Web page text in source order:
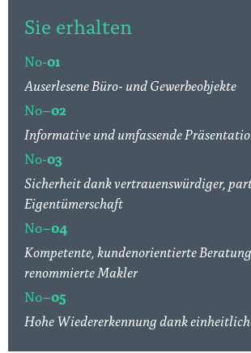
Sie erhalten
No-01
Auserlesene Büro- und Gewerbeobjekte
No–02
Informative und umfassende
No-03
Sicherheit dank vertrauenswürdiger,
Eigentümerschaft
No–04
Kompetente, kundenorientierte
renommierte Makler
No–05
Hohe Wiedererkennung dank